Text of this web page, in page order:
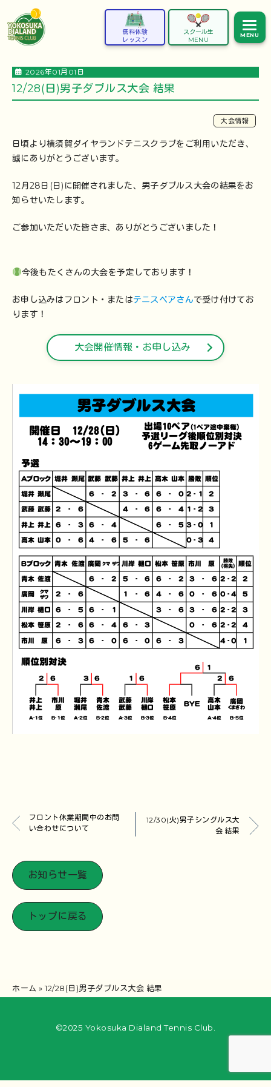
無料体験
レッスン
スクール生
MENU
MENU
2026年01月01日
12/28(日)男子ダブルス大会 結果
大会情報
日頃より横須賀ダイヤランドテニスクラブをご利用いただき、
誠にありがとうございます。
12月28日(日)に開催されました、男子ダブルス大会の結果をお
知らせいたします。
ご参加いただいた皆さま、ありがとうございました！
今後もたくさんの大会を予定しております！
お申し込みはフロント・またはテニスベアさんで受け付けてお
ります！
大会開催情報・お申し込み
フロント休業期間中のお問
い合わせについて
12/30(火)男子シングルス大
会 結果
お知らせ一覧
トップに戻る
ホーム » 12/28(日)男子ダブルス大会 結果
©2025 Yokosuka Dialand Tennis Club.